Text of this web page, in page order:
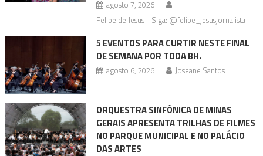
agosto 7, 2026
Felipe de Jesus - Siga: @felipe_jesusjornalista
5 EVENTOS PARA CURTIR NESTE FINAL
DE SEMANA POR TODA BH.
agosto 6, 2026 Joseane Santos
ORQUESTRA SINFÔNICA DE MINAS
GERAIS APRESENTA TRILHAS DE FILMES
NO PARQUE MUNICIPAL E NO PALÁCIO
DAS ARTES